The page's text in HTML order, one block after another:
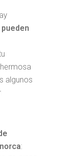
algunos
: